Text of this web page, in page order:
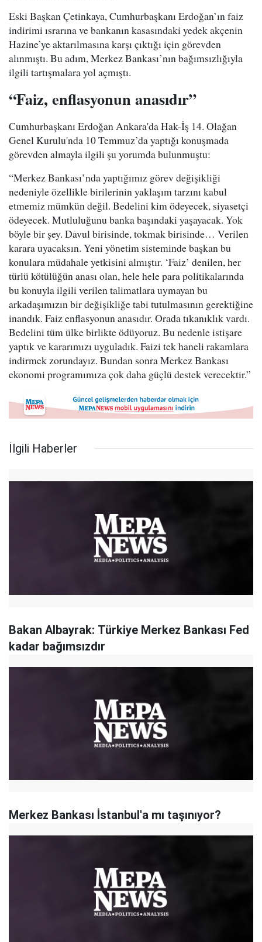
Eski Başkan Çetinkaya, Cumhurbaşkanı Erdoğan’ın faiz
indirimi ısrarına ve bankanın kasasındaki yedek akçenin
Hazine’ye aktarılmasına karşı çıktığı için görevden
alınmıştı. Bu adım, Merkez Bankası’nın bağımsızlığıyla
ilgili tartışmalara yol açmıştı.
“Faiz, enflasyonun anasıdır”
Cumhurbaşkanı Erdoğan Ankara'da Hak-İş 14. Olağan
Genel Kurulu'nda 10 Temmuz’da yaptığı konuşmada
görevden almayla ilgili şu yorumda bulunmuştu:
“Merkez Bankası’nda yaptığımız görev değişikliği
nedeniyle özellikle birilerinin yaklaşım tarzını kabul
etmemiz mümkün değil. Bedelini kim ödeyecek, siyasetçi
ödeyecek. Mutluluğunu banka başındaki yaşayacak. Yok
böyle bir şey. Davul birisinde, tokmak birisinde… Verilen
karara uyacaksın. Yeni yönetim sisteminde başkan bu
konulara müdahale yetkisini almıştır. ‘Faiz’ denilen, her
türlü kötülüğün anası olan, hele hele para politikalarında
bu konuyla ilgili verilen talimatlara uymayan bu
arkadaşımızın bir değişikliğe tabi tutulmasının gerektiğine
inandık. Faiz enflasyonun anasıdır. Orada tıkanıklık vardı.
Bedelini tüm ülke birlikte ödüyoruz. Bu nedenle istişare
yaptık ve kararımızı uyguladık. Faizi tek haneli rakamlara
indirmek zorundayız. Bundan sonra Merkez Bankası
ekonomi programımıza çok daha güçlü destek verecektir.”
İlgili Haberler
Bakan Albayrak: Türkiye Merkez Bankası Fed
kadar bağımsızdır
Merkez Bankası İstanbul'a mı taşınıyor?